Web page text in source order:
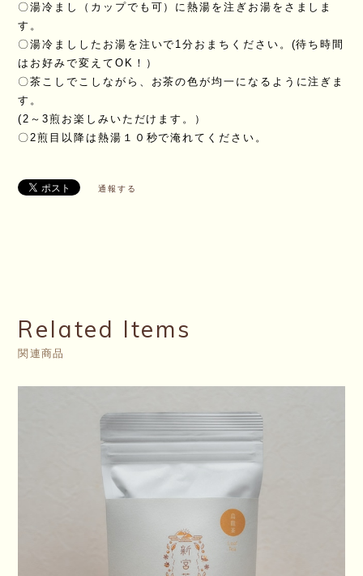
〇湯冷まし（カップでも可）に熱湯を注ぎお湯をさましま
す。
〇湯冷まししたお湯を注いで1分おまちください。(待ち時間
はお好みで変えてOK！）
〇茶こしでこしながら、お茶の色が均一になるように注ぎま
す。
(2～3煎お楽しみいただけます。）
〇2煎目以降は熱湯１０秒で淹れてください。
通報する
Related Items
関連商品